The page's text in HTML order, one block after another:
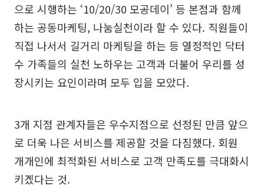
으로 시행하는 ‘10/20/30 모공데이’ 등 본점과 함께
하는 공동마케팅, 나눔실천이라 할 수 있다. 직원들이
직접 나서서 길거리 마케팅을 하는 등 열정적인 닥터
수 가족들의 실천 노하우는 고객과 더불어 우리를 성
장시키는 요인이라며 모두 입을 모았다.
3개 지점 관계자들은 우수지점으로 선정된 만큼 앞으
로 더욱 나은 서비스를 제공할 것을 다짐했다. 회원
개개인에 최적화된 서비스로 고객 만족도를 극대화시
키겠다는 것.